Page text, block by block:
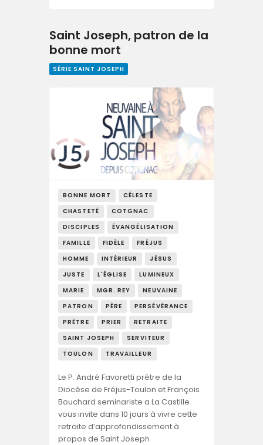
Saint Joseph, patron de la
bonne mort
SÉRIE SAINT JOSEPH
BONNE MORT
CÉLESTE
CHASTETÉ
COTGNAC
DISCIPLES
ÉVANGÉLISATION
FAMILLE
FIDÈLE
FRÉJUS
HOMME
INTÉRIEUR
JÉSUS
JUSTE
L'ÉGLISE
LUMINEUX
MARIE
MGR. REY
NEUVAINE
PATRON
PÈRE
PERSÉVÉRANCE
PRÊTRE
PRIER
RETRAITE
SAINT JOSEPH
SERVITEUR
TOULON
TRAVAILLEUR
Le P. André Favoretti prêtre de la
Diocèse de Fréjus-Toulon et François
Bouchard seminariste a La Castille
vous invite dans 10 jours à vivre cette
retraite d’approfondissement à
propos de Saint Joseph